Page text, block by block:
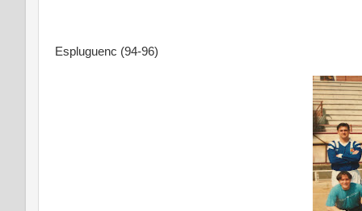
Espluguenc (94-96)